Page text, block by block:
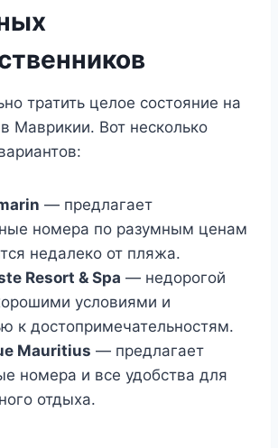
тратить целое состояние на
Маврикии. Вот несколько
— предлагает
номера по разумным ценам
недалеко от пляжа.
Resort & Spa — недорогой
условиями и
к достопримечательностям.
Mauritius — предлагает
номера и все удобства для
отдыха.